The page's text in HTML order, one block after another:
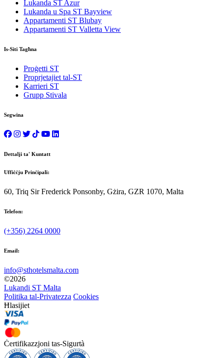
Lukanda ST Azur
Lukanda u Spa ST Bayview
Appartamenti ST Blubay
Appartamenti ST Valletta View
Is-Siti Tagħna
Proġetti ST
Proprjetajiet tal-ST
Karrieri ST
Grupp Stivala
Segwina
Dettalji ta' Kuntatt
Uffiċċju Prinċipali:
60, Triq Sir Frederick Ponsonby, Gżira, GZR 1070, Malta
Telefon:
(+356) 2264 0000
Email:
info@sthotelsmalta.com
©2026
Lukandi ST Malta
Politika tal-Privatezza Cookies
Ħlasijiet
Ċertifikazzjoni tas-Sigurtà